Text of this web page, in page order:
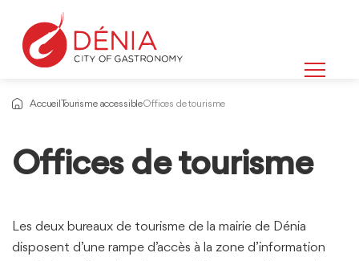
Accueil Tourisme accessibleOffices de tourisme
Offices de tourisme
Informations
sur
Les deux bureaux de tourisme de la mairie de Dénia
disposent d’une rampe d’accès à la zone d’information